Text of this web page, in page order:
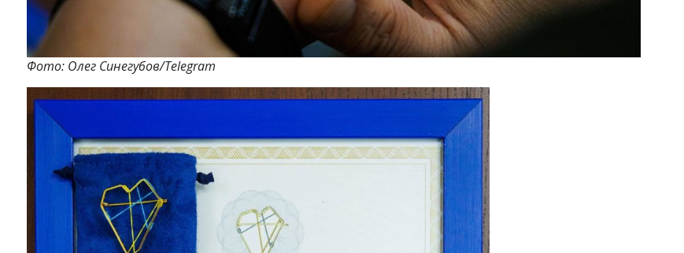
Фото: Олег Синегубов/Telegram